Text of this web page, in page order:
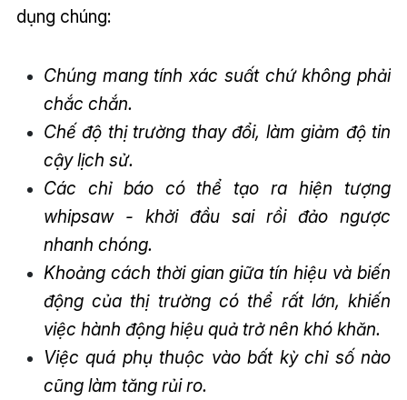
dụng chúng:
Chúng mang tính xác suất chứ không phải
chắc chắn.
Chế độ thị trường thay đổi, làm giảm độ tin
cậy lịch sử.
Các chỉ báo có thể tạo ra hiện tượng
whipsaw - khởi đầu sai rồi đảo ngược
nhanh chóng.
Khoảng cách thời gian giữa tín hiệu và biến
động của thị trường có thể rất lớn, khiến
việc hành động hiệu quả trở nên khó khăn.
Việc quá phụ thuộc vào bất kỳ chỉ số nào
cũng làm tăng rủi ro.